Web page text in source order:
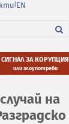
EN
СИГНАЛ ЗА КОРУПЦИЯ
или злоупотреби
на